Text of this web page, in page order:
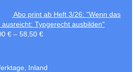
Abo print ab Heft 3/26: "Wenn das
Typgerecht ausbilden"
€ – 58,50 €
Inland